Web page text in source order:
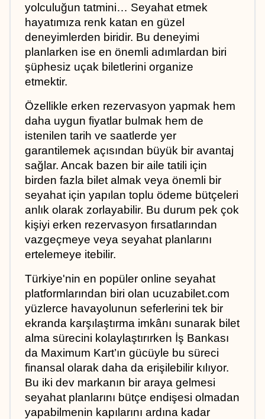
yolculuğun tatmini… Seyahat etmek
hayatımıza renk katan en güzel
deneyimlerden biridir. Bu deneyimi
planlarken ise en önemli adımlardan biri
şüphesiz uçak biletlerini organize
etmektir.
Özellikle erken rezervasyon yapmak hem
daha uygun fiyatlar bulmak hem de
istenilen tarih ve saatlerde yer
garantilemek açısından büyük bir avantaj
sağlar. Ancak bazen bir aile tatili için
birden fazla bilet almak veya önemli bir
seyahat için yapılan toplu ödeme bütçeleri
anlık olarak zorlayabilir. Bu durum pek çok
kişiyi erken rezervasyon fırsatlarından
vazgeçmeye veya seyahat planlarını
ertelemeye itebilir.
Türkiye'nin en popüler online seyahat
platformlarından biri olan ucuzabilet.com
yüzlerce havayolunun seferlerini tek bir
ekranda karşılaştırma imkânı sunarak bilet
alma sürecini kolaylaştırırken İş Bankası
da Maximum Kart’ın gücüyle bu süreci
finansal olarak daha da erişilebilir kılıyor.
Bu iki dev markanın bir araya gelmesi
seyahat planlarını bütçe endişesi olmadan
yapabilmenin kapılarını ardına kadar